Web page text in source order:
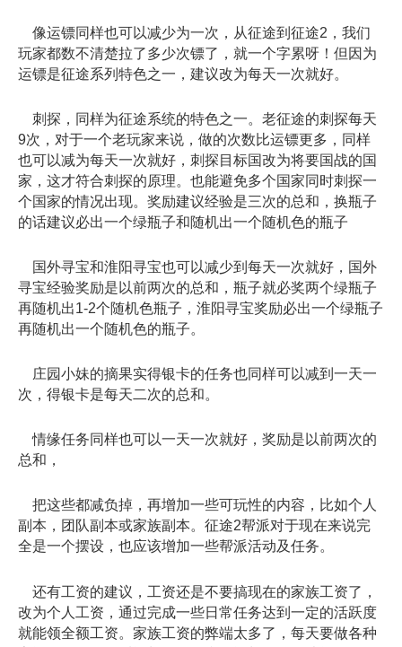
像运镖同样也可以减少为一次，从征途到征途2，我们
玩家都数不清楚拉了多少次镖了，就一个字累呀！但因为
运镖是征途系列特色之一，建议改为每天一次就好。
刺探，同样为征途系统的特色之一。老征途的刺探每天
9次，对于一个老玩家来说，做的次数比运镖更多，同样
也可以减为每天一次就好，刺探目标国改为将要国战的国
家，这才符合刺探的原理。也能避免多个国家同时刺探一
个国家的情况出现。奖励建议经验是三次的总和，换瓶子
的话建议必出一个绿瓶子和随机出一个随机色的瓶子
国外寻宝和淮阳寻宝也可以减少到每天一次就好，国外
寻宝经验奖励是以前两次的总和，瓶子就必奖两个绿瓶子
再随机出1-2个随机色瓶子，淮阳寻宝奖励必出一个绿瓶子
再随机出一个随机色的瓶子。
庄园小妹的摘果实得银卡的任务也同样可以减到一天一
次，得银卡是每天二次的总和。
情缘任务同样也可以一天一次就好，奖励是以前两次的
总和，
把这些都减负掉，再增加一些可玩性的内容，比如个人
副本，团队副本或家族副本。征途2帮派对于现在来说完
全是一个摆设，也应该增加一些帮派活动及任务。
还有工资的建议，工资还是不要搞现在的家族工资了，
改为个人工资，通过完成一些日常任务达到一定的活跃度
就能领全额工资。家族工资的弊端太多了，每天要做各种